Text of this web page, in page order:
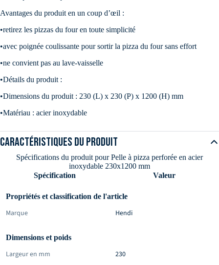
Avantages du produit en un coup d’œil :
•retirez les pizzas du four en toute simplicité
•avec poignée coulissante pour sortir la pizza du four sans effort
•ne convient pas au lave-vaisselle
•Détails du produit :
•Dimensions du produit : 230 (L) x 230 (P) x 1200 (H) mm
•Matériau : acier inoxydable
Caractéristiques du produit
Spécifications du produit pour Pelle à pizza perforée en acier
inoxydable 230x1200 mm
Spécification
Valeur
Propriétés et classification de l'article
Marque Hendi
Dimensions et poids
Largeur en mm
230